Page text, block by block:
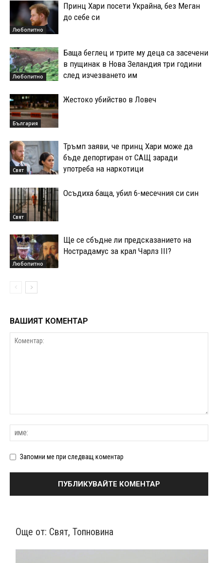
Любопитно
Принц Хари посети Украйна, без Меган
до себе си
Любопитно
Баща беглец и трите му деца са засечени
в пущинак в Нова Зеландия три години
след изчезването им
България
Жестоко убийство в Ловеч
Свят
Тръмп заяви, че принц Хари може да
бъде депортиран от САЩ заради
употреба на наркотици
Свят
Осъдиха баща, убил 6-месечния си син
Любопитно
Ще се сбъдне ли предсказанието на
Нострадамус за крал Чарлз III?
ВАШИЯТ КОМЕНТАР
Запомни ме при следващ коментар
Още от: Свят, Топновина